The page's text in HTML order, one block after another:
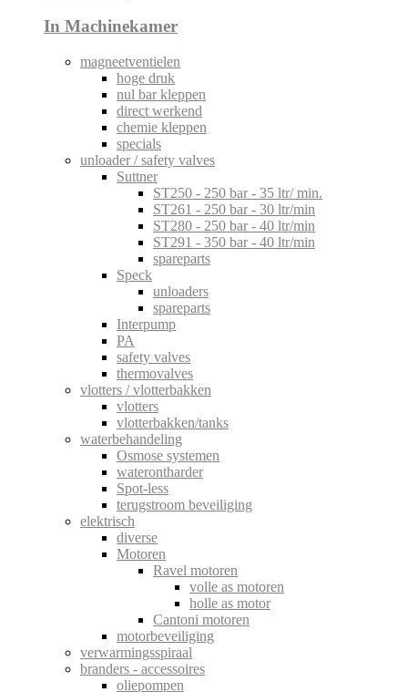
In Machinekamer
magneetventielen
hoge druk
nul bar kleppen
direct werkend
chemie kleppen
specials
unloader / safety valves
Suttner
ST250 - 250 bar - 35 ltr/ min.
ST261 - 250 bar - 30 ltr/min
ST280 - 250 bar - 40 ltr/min
ST291 - 350 bar - 40 ltr/min
spareparts
Speck
unloaders
spareparts
Interpump
PA
safety valves
thermovalves
vlotters / vlotterbakken
vlotters
vlotterbakken/tanks
waterbehandeling
Osmose systemen
waterontharder
Spot-less
terugstroom beveiliging
elektrisch
diverse
Motoren
Ravel motoren
volle as motoren
holle as motor
Cantoni motoren
motorbeveiliging
verwarmingsspiraal
branders - accessoires
oliepompen